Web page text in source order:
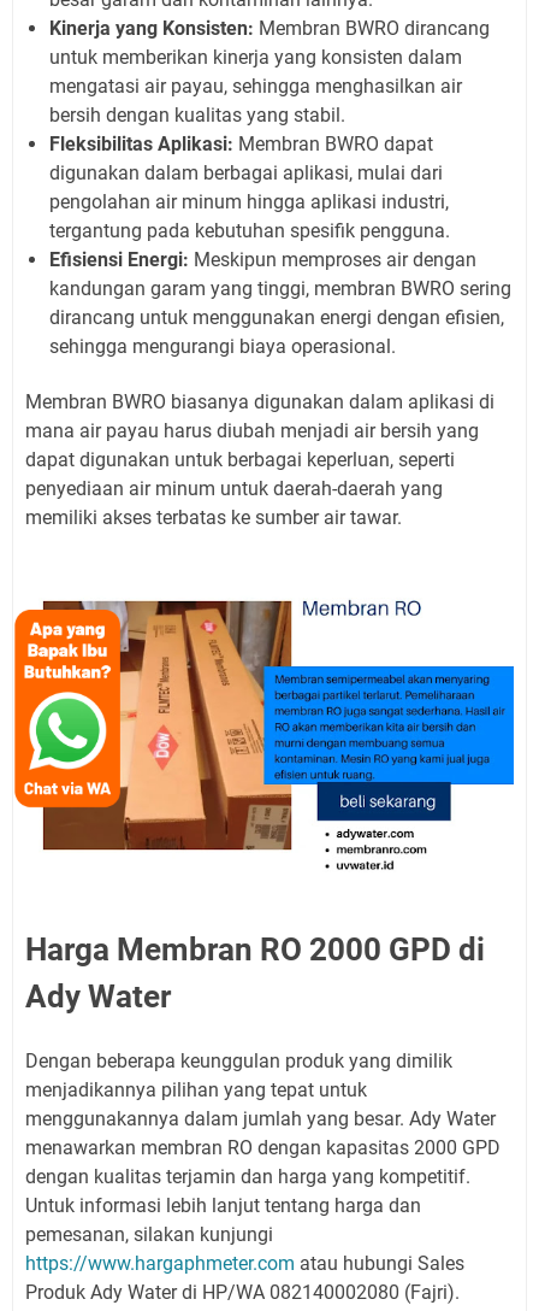
Kinerja yang Konsisten: Membran BWRO dirancang
untuk memberikan kinerja yang konsisten dalam
mengatasi air payau, sehingga menghasilkan air
bersih dengan kualitas yang stabil.
Fleksibilitas Aplikasi: Membran BWRO dapat
digunakan dalam berbagai aplikasi, mulai dari
pengolahan air minum hingga aplikasi industri,
tergantung pada kebutuhan spesifik pengguna.
Efisiensi Energi: Meskipun memproses air dengan
kandungan garam yang tinggi, membran BWRO sering
dirancang untuk menggunakan energi dengan efisien,
sehingga mengurangi biaya operasional.
Membran BWRO biasanya digunakan dalam aplikasi di
mana air payau harus diubah menjadi air bersih yang
dapat digunakan untuk berbagai keperluan, seperti
penyediaan air minum untuk daerah-daerah yang
memiliki akses terbatas ke sumber air tawar.
Harga Membran RO 2000 GPD di
Ady Water
Dengan beberapa keunggulan produk yang dimilik
menjadikannya pilihan yang tepat untuk
menggunakannya dalam jumlah yang besar. Ady Water
menawarkan membran RO dengan kapasitas 2000 GPD
dengan kualitas terjamin dan harga yang kompetitif.
Untuk informasi lebih lanjut tentang harga dan
pemesanan, silakan kunjungi
https://www.hargaphmeter.com atau hubungi Sales
Produk Ady Water di HP/WA 082140002080 (Fajri).